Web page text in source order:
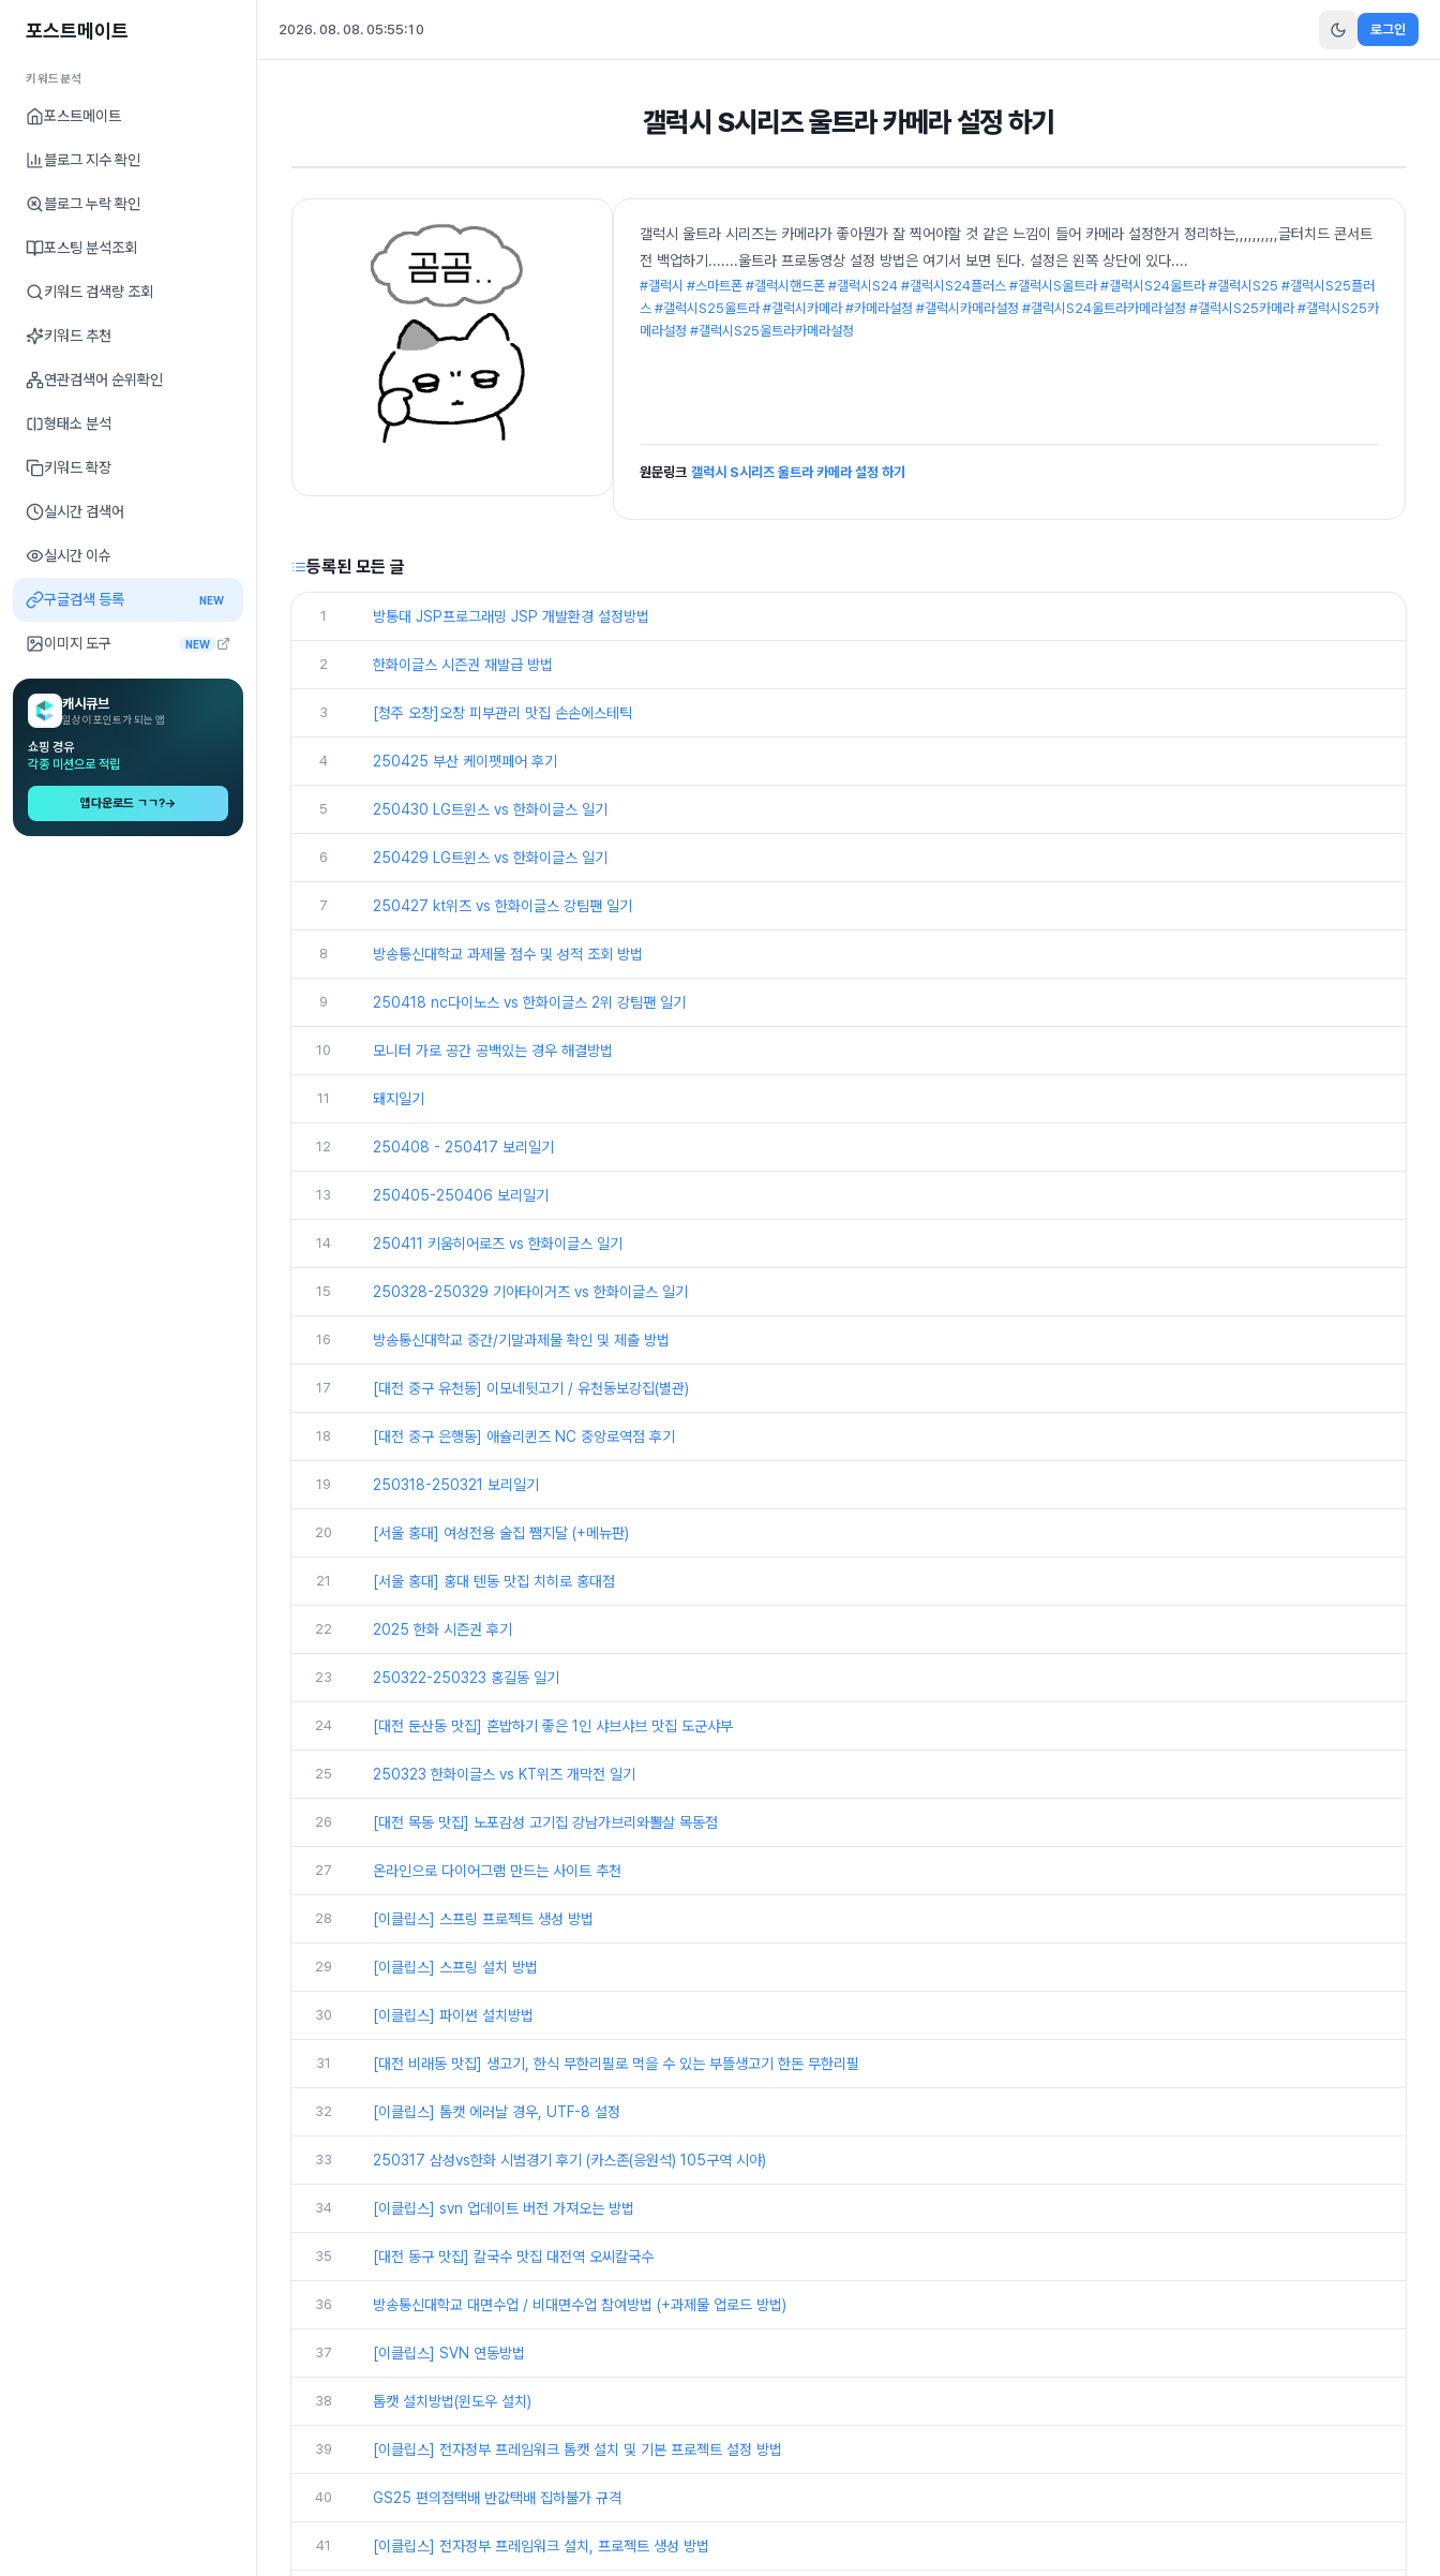
포스트메이트
키워드분석
포스트메이트
블로그 지수 확인
블로그 누락 확인
포스팅 분석조회
키워드 검색량 조회
키워드 추천
연관검색어 순위확인
형태소 분석
키워드 확장
실시간 검색어
실시간 이슈
구글검색 등록 NEW
이미지 도구 NEW
캐시큐브
일상이 포인트가 되는 앱
쇼핑 경유
각종 미션으로 적립
앱다운로드 ㄱㄱ?→
2026. 08. 08. 05:55:11 로그인
갤럭시 S시리즈 울트라 카메라 설정 하기
갤럭시 울트라 시리즈는 카메라가 좋아뭔가 잘 찍어야할 것 같은 느낌이 들어 카메라 설정한거 정리하는,,,,,,,,,,글터치드 콘서트
전 백업하기.......울트라 프로동영상 설정 방법은 여기서 보면 된다. 설정은 왼쪽 상단에 있다....
#갤럭시 #스마트폰 #갤럭시핸드폰 #갤럭시S24 #갤럭시S24플러스 #갤럭시S울트라 #갤럭시S24울트라 #갤럭시S25 #갤럭시S25플러
스 #갤럭시S25울트라 #갤럭시카메라 #카메라설정 #갤럭시카메라설정 #갤럭시S24울트라카메라설정 #갤럭시S25카메라 #갤럭시S25카
메라설정 #갤럭시S25울트라카메라설정
원문링크 갤럭시 S시리즈 울트라 카메라 설정 하기
등록된 모든 글
1 방통대 JSP프로그래밍 JSP 개발환경 설정방법
2 한화이글스 시즌권 재발급 방법
3 [청주 오창]오창 피부관리 맛집 손손에스테틱
4 250425 부산 케이펫페어 후기
5 250430 LG트윈스 vs 한화이글스 일기
6 250429 LG트윈스 vs 한화이글스 일기
7 250427 kt위즈 vs 한화이글스 강팀팬 일기
8 방송통신대학교 과제물 점수 및 성적 조회 방법
9 250418 nc다이노스 vs 한화이글스 2위 강팀팬 일기
10 모니터 가로 공간 공백있는 경우 해결방법
11 돼지일기
12 250408 - 250417 보리일기
13 250405-250406 보리일기
14 250411 키움히어로즈 vs 한화이글스 일기
15 250328-250329 기아타이거즈 vs 한화이글스 일기
16 방송통신대학교 중간/기말과제물 확인 및 제출 방법
17 [대전 중구 유천동] 이모네뒷고기 / 유천동보강집(별관)
18 [대전 중구 은행동] 애슐리퀸즈 NC 중앙로역점 후기
19 250318-250321 보리일기
20 [서울 홍대] 여성전용 술집 쨈지달 (+메뉴판)
21 [서울 홍대] 홍대 텐동 맛집 치히로 홍대점
22 2025 한화 시즌권 후기
23 250322-250323 홍길동 일기
24 [대전 둔산동 맛집] 혼밥하기 좋은 1인 샤브샤브 맛집 도군샤부
25 250323 한화이글스 vs KT위즈 개막전 일기
26 [대전 목동 맛집] 노포감성 고기집 강남가브리와뽈살 목동점
27 온라인으로 다이어그램 만드는 사이트 추천
28 [이클립스] 스프링 프로젝트 생성 방법
29 [이클립스] 스프링 설치 방법
30 [이클립스] 파이썬 설치방법
31 [대전 비래동 맛집] 생고기, 한식 무한리필로 먹을 수 있는 부뜰생고기 한돈 무한리필
32 [이클립스] 톰캣 에러날 경우, UTF-8 설정
33 250317 삼성vs한화 시범경기 후기 (카스존(응원석) 105구역 시야)
34 [이클립스] svn 업데이트 버전 가져오는 방법
35 [대전 동구 맛집] 칼국수 맛집 대전역 오씨칼국수
36 방송통신대학교 대면수업 / 비대면수업 참여방법 (+과제물 업로드 방법)
37 [이클립스] SVN 연동방법
38 톰캣 설치방법(윈도우 설치)
39 [이클립스] 전자정부 프레임워크 톰캣 설치 및 기본 프로젝트 설정 방법
40 GS25 편의점택배 반값택배 집하불가 규격
41 [이클립스] 전자정부 프레임워크 설치, 프로젝트 생성 방법